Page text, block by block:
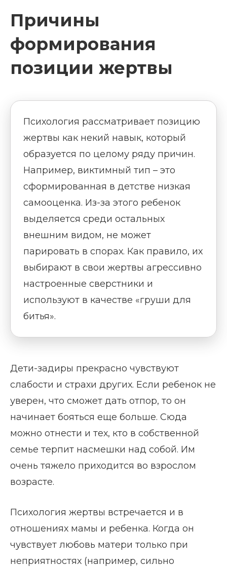
Причины
формирования
позиции жертвы
Психология рассматривает позицию
жертвы как некий навык, который
образуется по целому ряду причин.
Например, виктимный тип – это
сформированная в детстве низкая
самооценка. Из-за этого ребенок
выделяется среди остальных
внешним видом, не может
парировать в спорах. Как правило, их
выбирают в свои жертвы агрессивно
настроенные сверстники и
используют в качестве «груши для
битья».
Дети-задиры прекрасно чувствуют
слабости и страхи других. Если ребенок не
уверен, что сможет дать отпор, то он
начинает бояться еще больше. Сюда
можно отнести и тех, кто в собственной
семье терпит насмешки над собой. Им
очень тяжело приходится во взрослом
возрасте.
Психология жертвы встречается и в
отношениях мамы и ребенка. Когда он
чувствует любовь матери только при
неприятностях (например, сильно